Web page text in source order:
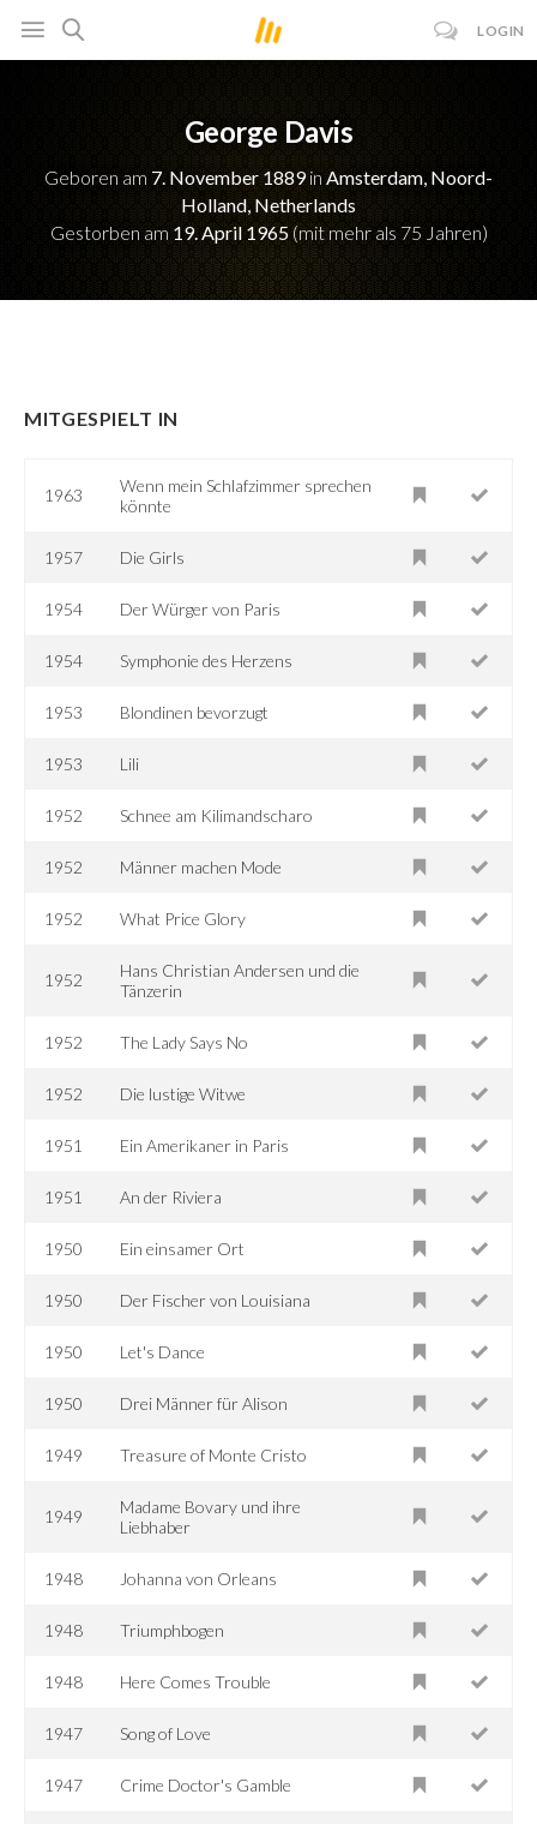
LOGIN
George Davis
Geboren am 7. November 1889in Amsterdam, Noord-
Holland, Netherlands
Gestorben am 19. April 1965(mit mehr als 75 Jahren)
MITGESPIELT IN
1963
Wenn mein Schlafzimmer sprechen
könnte
1957 Die Girls
1954 Der Würger von Paris
1954 Symphonie des Herzens
1953 Blondinen bevorzugt
1953 Lili
1952 Schnee am Kilimandscharo
1952 Männer machen Mode
1952 What Price Glory
1952
Hans Christian Andersen und die
Tänzerin
1952 The Lady Says No
1952 Die lustige Witwe
1951 Ein Amerikaner in Paris
1951 An der Riviera
1950 Ein einsamer Ort
1950 Der Fischer von Louisiana
1950 Let's Dance
1950 Drei Männer für Alison
1949 Treasure of Monte Cristo
1949
Madame Bovary und ihre
Liebhaber
1948 Johanna von Orleans
1948 Triumphbogen
1948 Here Comes Trouble
1947 Song of Love
1947 Crime Doctor's Gamble